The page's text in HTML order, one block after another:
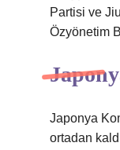
Partisi ve
Özyönetim
Japonya
ortadan